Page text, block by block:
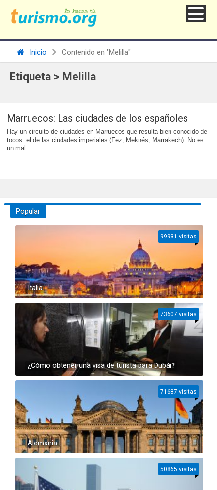
Inicio Contenido en "Melilla"
Etiqueta > Melilla
Marruecos: Las ciudades de los españoles
Hay un circuito de ciudades en Marruecos que resulta bien conocido de
todos: el de las ciudades imperiales (Fez, Meknés, Marrakech). No es
un mal...
Popular
Italia
99931 visitas
¿Cómo obtener una visa de turista para Dubái?
73607 visitas
Alemania
71687 visitas
50865 visitas